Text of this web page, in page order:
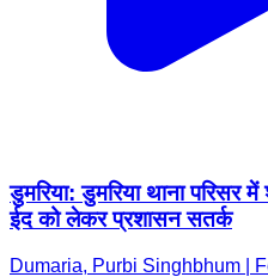
डुमरिया: डुमरिया थाना परिसर
ईद को लेकर प्रशासन सतर्क
Dumaria, Purbi Singhbhum |